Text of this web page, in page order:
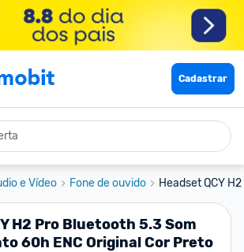
Cadastrar
e Vídeo Fone de ouvido Headset QCY
H2 Pro Bluetooth 5.3 Som
60h ENC Original Cor Preto